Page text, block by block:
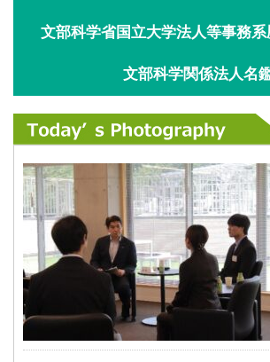
文部科学省国立大学法人等事務
文部科学関係法人名